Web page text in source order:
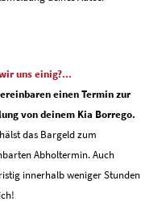
uns einig?...
einen Termin zur
von deinem Kia Borrego.
das Bargeld zum
Abholtermin. Auch
innerhalb weniger Stunden